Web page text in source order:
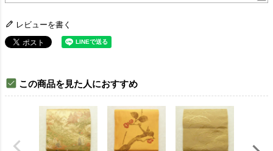
レビューを書く
この商品を見た人におすすめ